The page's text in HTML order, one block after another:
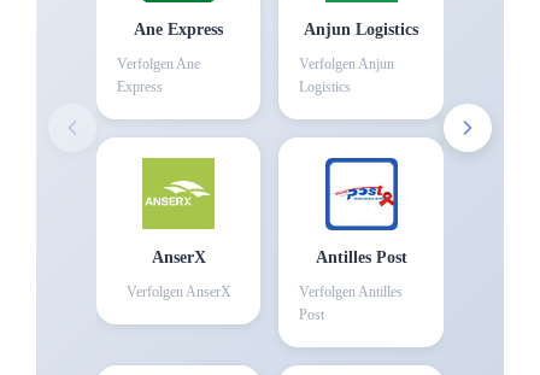
Ane Express
Verfolgen Ane
Express
Anjun Logistics
Verfolgen Anjun
Logistics
AnserX
Verfolgen AnserX
Antilles Post
Verfolgen Antilles
Post